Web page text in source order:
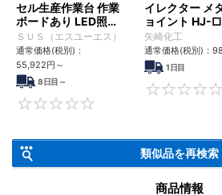
セル生産作業台 作業
ボードあり LED照明
付
ＳＵＳ（エスユーエス）
通常価格(税別)：
55,922円 ～
8日目～
イレクター メ
ョイント HJ-
BL
矢崎化工
通常価格(税別)：
1日目
類似品を再検索
商品情報